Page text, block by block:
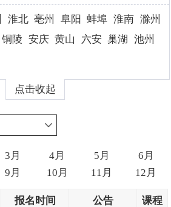
淮北 亳州 阜阳 蚌埠 淮南 滁州
铜陵 安庆 黄山 六安 巢湖 池州
点击收起
3月 4月 5月
6月
9月 10月 11月 12月
报名时间 公告
课程